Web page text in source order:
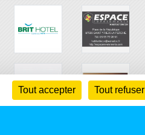
Tout accepter Tout refuser